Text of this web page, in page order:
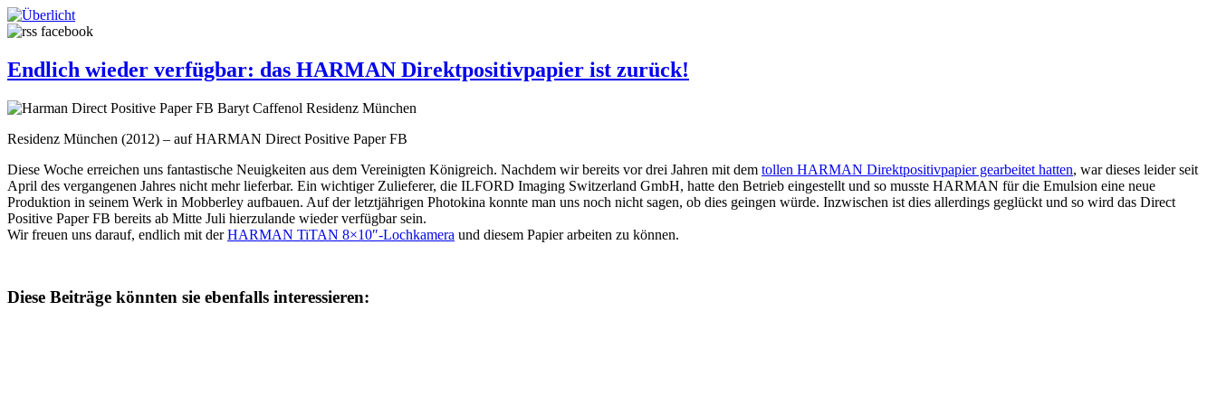
Endlich wieder verfügbar: das HARMAN Direktpositivpapier ist zurück!
Residenz München (2012) – auf HARMAN Direct Positive Paper FB
Diese Woche erreichen uns fantastische Neuigkeiten aus dem Vereinigten Königreich. Nachdem wir bereits vor drei Jahren mit dem tollen HARMAN Direktpositivpapier gearbeitet hatten, war dieses leider seit
April des vergangenen Jahres nicht mehr lieferbar. Ein wichtiger Zulieferer, die ILFORD Imaging Switzerland GmbH, hatte den Betrieb eingestellt und so musste HARMAN für die Emulsion eine neue
Produktion in seinem Werk in Mobberley aufbauen. Auf der letztjährigen Photokina konnte man uns noch nicht sagen, ob dies geingen würde. Inzwischen ist dies allerdings geglückt und so wird das Direct
Positive Paper FB bereits ab Mitte Juli hierzulande wieder verfügbar sein.
Wir freuen uns darauf, endlich mit derHARMAN TiTAN 8×10″-Lochkamera und diesem Papier arbeiten zu können.
Diese Beiträge könnten sie ebenfalls interessieren: